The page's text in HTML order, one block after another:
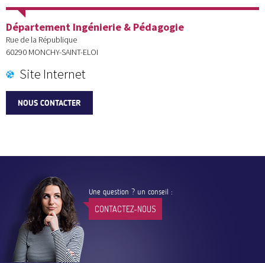
Département Ingénierie & Pédagogie
Rue de la République
60290 MONCHY-SAINT-ELOI
Site Internet
NOUS CONTACTER
Une question ? un conseil :
CONTACTEZ-NOUS